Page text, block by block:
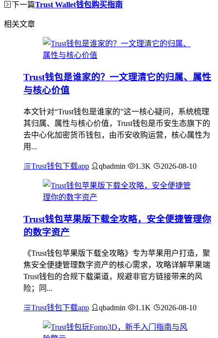
下一篇Trust Wallet钱包购买指南
相关文章
Trust钱包是谁家的？一文理清它的归属、属性
与核心价值
本文针对“Trust钱包是谁家的”这一核心疑问，系统梳理
其归属、属性与核心价值，Trust钱包是币安生态旗下的
去中心化加密货币钱包，由币安收购运营，核心属性为
用...
Trust钱包下载app qbadmin 1.3K 2026-08-10
Trust钱包苹果版下载全攻略，安全便捷管理你
的数字资产
《Trust钱包苹果版下载全攻略》专为苹果用户打造，聚
焦安全便捷管理数字资产的核心需求，攻略详解苹果端
Trust钱包的合规下载渠道，规避非官方链接带来的风
险；同...
Trust钱包下载app qbadmin 1.1K 2026-08-10